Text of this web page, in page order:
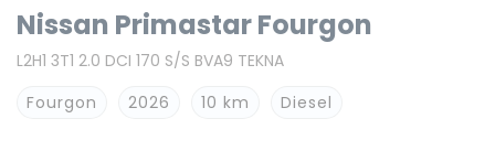
MENU
Achat
d'un utilitaire
RETOUR MENU
Nissan Primastar Fourgon
L2H1 3T1 2.0 DCI 170 S/S BVA9 TEKNA
Fourgon
2026 10 km Diesel